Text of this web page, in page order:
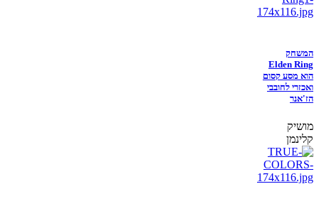
המשחק
Elden Ring
הוא מסע קסום
ואכזרי לחובבי
הז'אנר
מושיק
קלינמן